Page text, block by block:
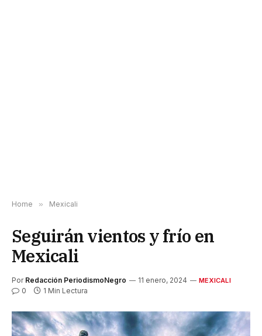
Home » Mexicali
Seguirán vientos y frío en
Mexicali
Por Redacción PeriodismoNegro 11 enero, 2024 MEXICALI
0 1 Min Lectura